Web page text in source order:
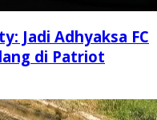
Jadi Adhyaksa FC
di Patriot